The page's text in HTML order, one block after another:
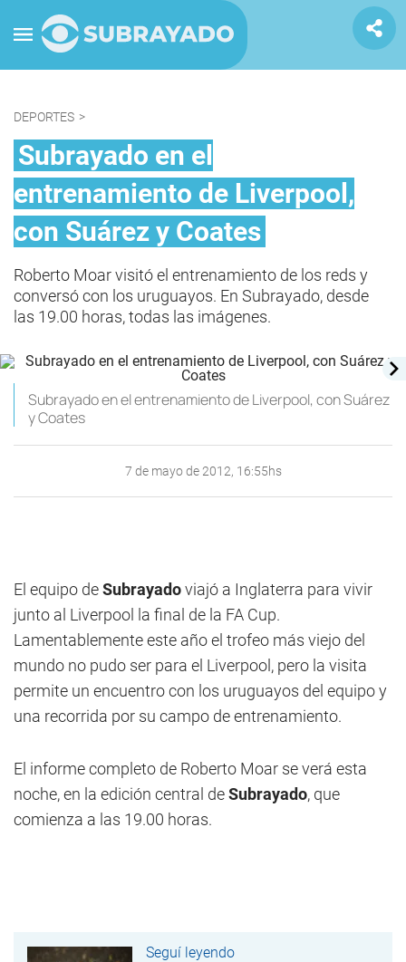
DEPORTES >
Subrayado en el
entrenamiento de Liverpool,
con Suárez y Coates
Roberto Moar visitó el entrenamiento de los reds y
conversó con los uruguayos. En Subrayado, desde
las 19.00 horas, todas las imágenes.
Subrayado en el entrenamiento de Liverpool, con Suárez
y Coates
7 de mayo de 2012, 16:55hs
El equipo deSubrayadoviajó a Inglaterra para vivir
junto al Liverpool la final de la FA Cup.
Lamentablemente este año el trofeo más viejo del
mundo no pudo ser para el Liverpool, pero la visita
permite un encuentro con los uruguayos del equipo y
una recorrida por su campo de entrenamiento.
El informe completo de Roberto Moar se verá esta
noche, en la edición central deSubrayado, que
comienza a las 19.00 horas.
Seguí leyendo